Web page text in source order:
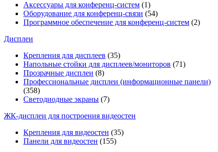
Аксессуары для конференц-систем (1)
Оборудование для конференц-связи (54)
Программное обеспечение для конференц-систем (2)
Дисплеи
Крепления для дисплеев (35)
Напольные стойки для дисплеев/мониторов (71)
Прозрачные дисплеи (8)
Профессиональные дисплеи (информационные панели)
(358)
Светодиодные экраны (7)
ЖК-дисплеи для построения видеостен
Крепления для видеостен (35)
Панели для видеостен (155)